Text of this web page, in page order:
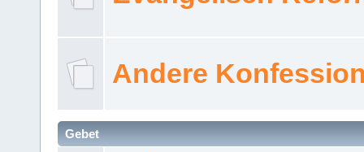
Andere
Gebet